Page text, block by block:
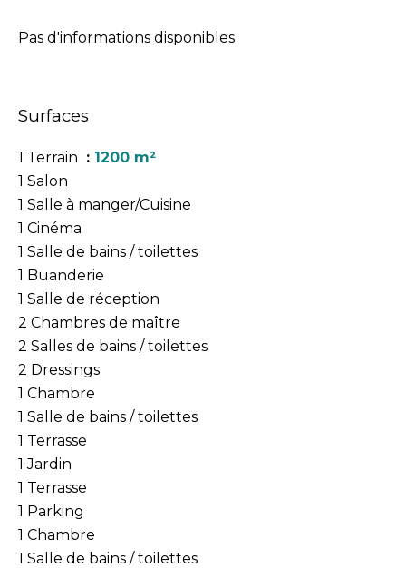
Pas d'informations disponibles
Surfaces
1 Terrain
1200 m²
1 Salon
1 Salle à manger/Cuisine
1 Cinéma
1 Salle de bains / toilettes
1 Buanderie
1 Salle de réception
2 Chambres de maître
2 Salles de bains / toilettes
2 Dressings
1 Chambre
1 Salle de bains / toilettes
1 Terrasse
1 Jardin
1 Terrasse
1 Parking
1 Chambre
1 Salle de bains / toilettes